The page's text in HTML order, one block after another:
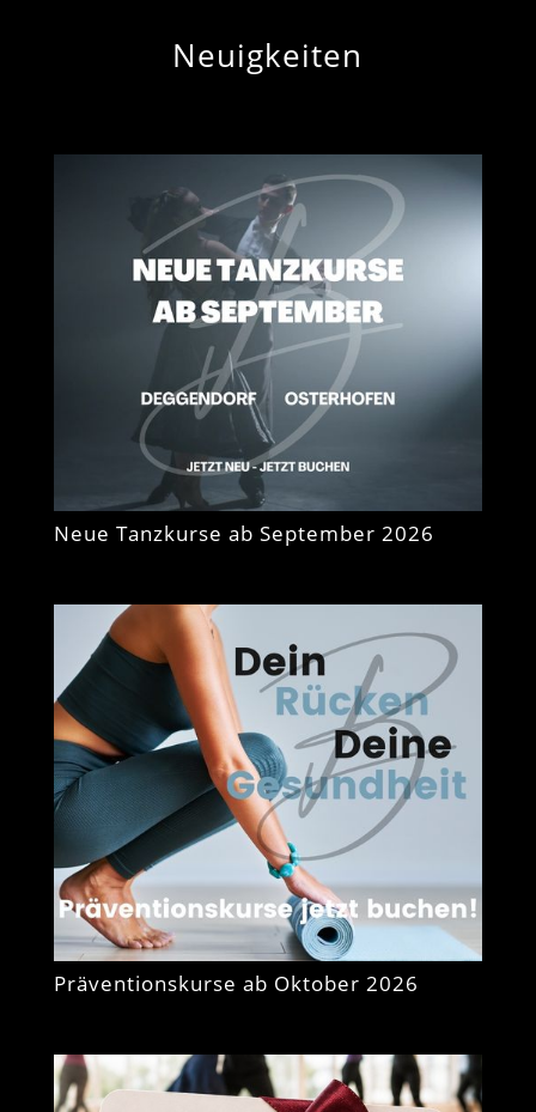
Neuigkeiten
Neue Tanzkurse ab September 2026
Präventionskurse ab Oktober 2026